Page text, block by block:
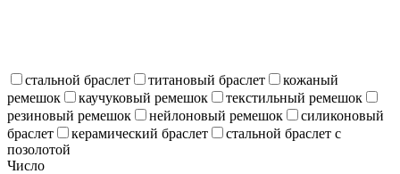
стальной браслет титановый браслет
кожаный
ремешок
каучуковый ремешок
текстильный ремешок
резиновый ремешок
нейлоновый ремешок
силиконовый
браслет
керамический браслет
стальной браслет с
позолотой
Число